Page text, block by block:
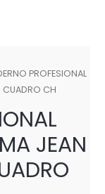
PROFESIONAL
CUADRO CH
JEAN